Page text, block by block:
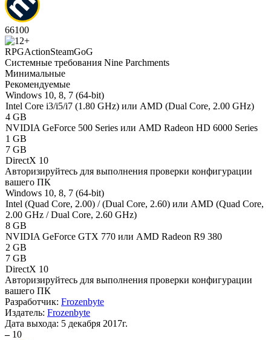
66100
RPGActionSteamGoG
Системные требования Nine Parchments
Минимальные
Рекомендуемые
Windows 10, 8, 7 (64-bit)
Intel Core i3/i5/i7 (1.80 GHz) или AMD (Dual Core, 2.00 GHz)
4 GB
NVIDIA GeForce 500 Series или AMD Radeon HD 6000 Series
1 GB
7 GB
DirectX 10
Авторизируйтесь для выполнения проверки конфигурации
вашего ПК
Windows 10, 8, 7 (64-bit)
Intel (Quad Core, 2.00) / (Dual Core, 2.60) или AMD (Quad Core,
2.00 GHz / Dual Core, 2.60 GHz)
8 GB
NVIDIA GeForce GTX 770 или AMD Radeon R9 380
2 GB
7 GB
DirectX 10
Авторизируйтесь для выполнения проверки конфигурации
вашего ПК
Разработчик: Frozenbyte
Издатель: Frozenbyte
Дата выхода: 5 декабря 2017г.
– 10